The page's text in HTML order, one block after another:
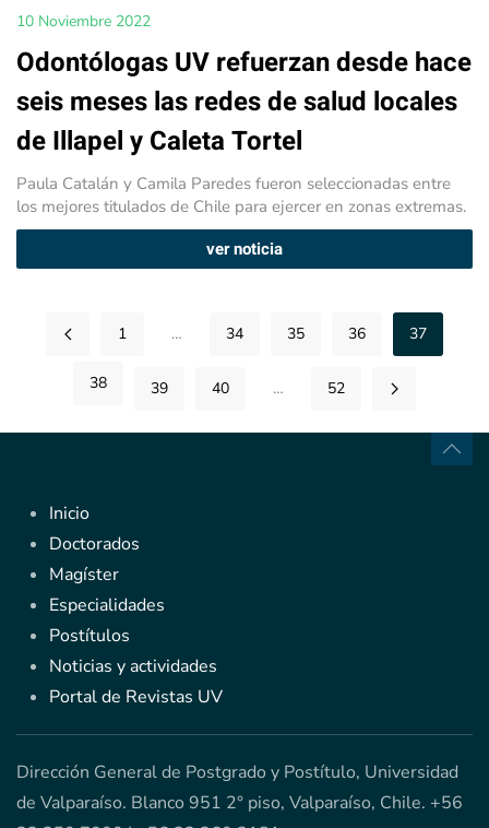
10 Noviembre 2022
Odontólogas UV refuerzan desde hace
seis meses las redes de salud locales
de Illapel y Caleta Tortel
Paula Catalán y Camila Paredes fueron seleccionadas entre
los mejores titulados de Chile para ejercer en zonas extremas.
ver noticia
1 … 34 35 36 37
38 39 40 … 52
Inicio
Doctorados
Magíster
Especialidades
Postítulos
Noticias y actividades
Portal de Revistas UV
Dirección General de Postgrado y Postítulo, Universidad
de Valparaíso. Blanco 951 2° piso, Valparaíso, Chile. +56